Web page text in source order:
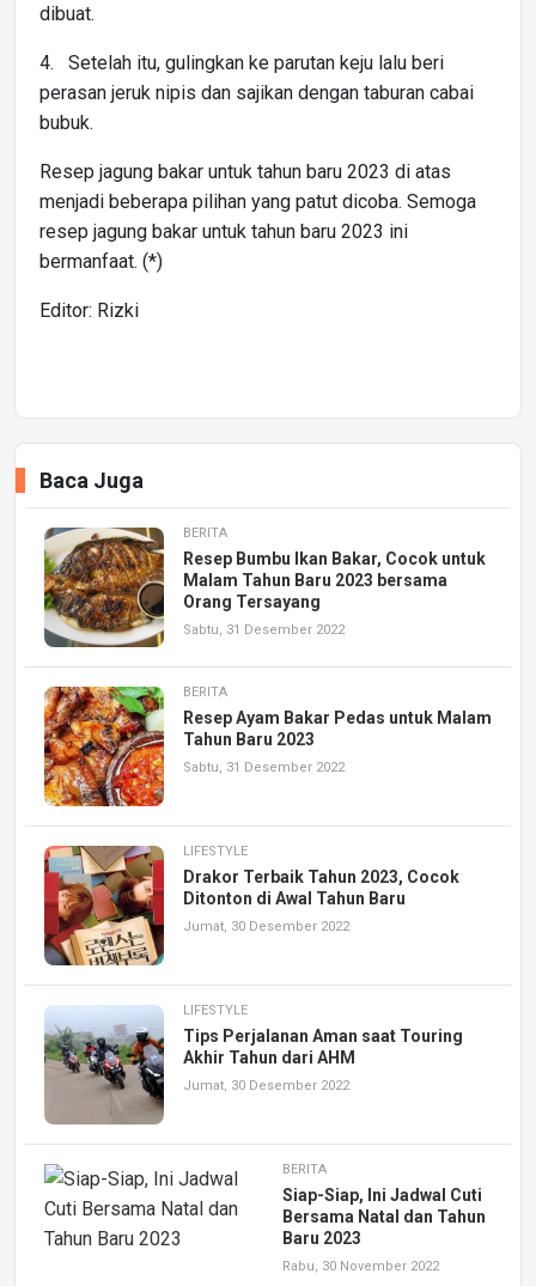
dibuat.
4. Setelah itu, gulingkan ke parutan keju lalu beri
perasan jeruk nipis dan sajikan dengan taburan cabai
bubuk.
Resep jagung bakar untuk tahun baru 2023 di atas
menjadi beberapa pilihan yang patut dicoba. Semoga
resep jagung bakar untuk tahun baru 2023 ini
bermanfaat. (*)
Editor: Rizki
Baca Juga
BERITA
Resep Bumbu Ikan Bakar, Cocok untuk
Malam Tahun Baru 2023 bersama
Orang Tersayang
Sabtu, 31 Desember 2022
BERITA
Resep Ayam Bakar Pedas untuk Malam
Tahun Baru 2023
Sabtu, 31 Desember 2022
LIFESTYLE
Drakor Terbaik Tahun 2023, Cocok
Ditonton di Awal Tahun Baru
Jumat, 30 Desember 2022
LIFESTYLE
Tips Perjalanan Aman saat Touring
Akhir Tahun dari AHM
Jumat, 30 Desember 2022
BERITA
Siap-Siap, Ini Jadwal Cuti
Bersama Natal dan Tahun
Baru 2023
Rabu, 30 November 2022